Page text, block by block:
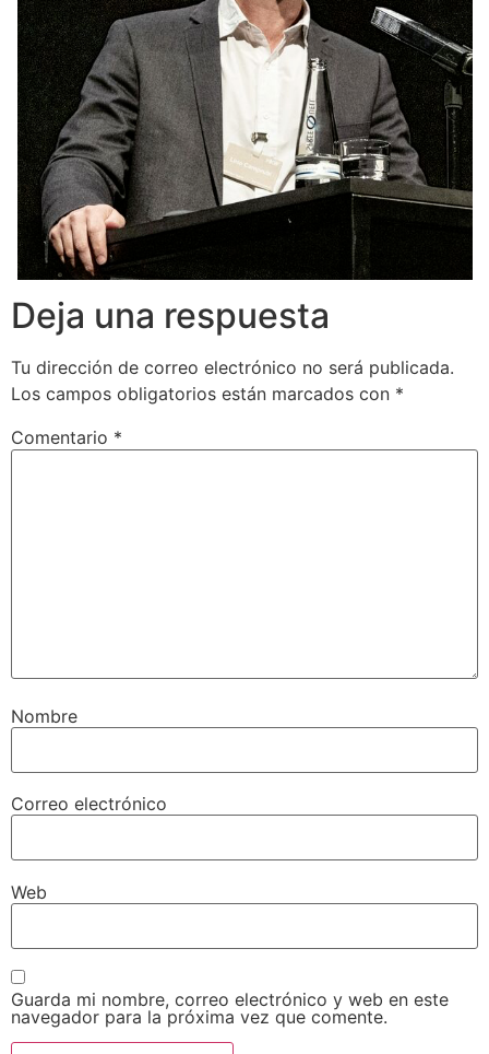
Deja una respuesta
Tu dirección de correo electrónico no será publicada.
Los campos obligatorios están marcados con *
Comentario *
Nombre
Correo electrónico
Web
Guarda mi nombre, correo electrónico y web en este
navegador para la próxima vez que comente.